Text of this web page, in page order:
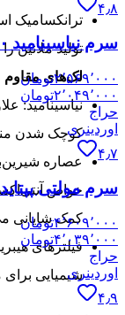
تولید ملانین
لک‌های مقاوم
نیاسینامید:
کوچک شدن
خواص
کمک شایانی
فیلترهای
شیمیایی
۴٫۸
سرم نیاسینامید ۱۰٪ + زینک ۱٪ اوردینری
۲٬۵۶۹٬۰۰۰تومان
۲٬۰۴۹٬۰۰۰تومان
حراج
اوردینری
۴٫۷
سرم مولتی
۴٬۶۰۹٬۰۰۰تومان
۴٬۰۳۹٬۰۰۰تومان
حراج
اوردینری
۴٫۹